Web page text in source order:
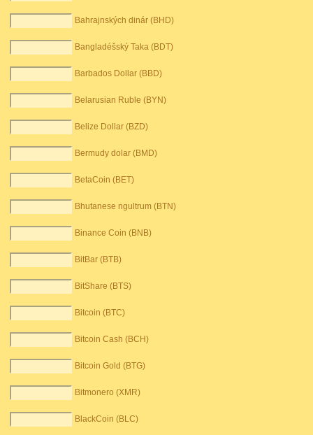
Bahrajnských dinár (BHD)
Bangladéšský Taka (BDT)
Barbados Dollar (BBD)
Belarusian Ruble (BYN)
Belize Dollar (BZD)
Bermudy dolar (BMD)
BetaCoin (BET)
Bhutanese ngultrum (BTN)
Binance Coin (BNB)
BitBar (BTB)
BitShare (BTS)
Bitcoin (BTC)
Bitcoin Cash (BCH)
Bitcoin Gold (BTG)
Bitmonero (XMR)
BlackCoin (BLC)